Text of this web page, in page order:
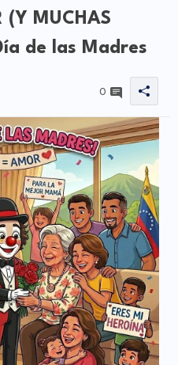
(Y MUCHAS
de las Madres
0